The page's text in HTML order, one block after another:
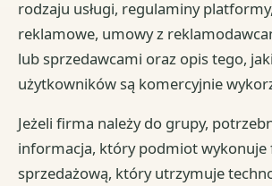
rodzaju usługi, regulaminy
reklamowe, umowy z
lub sprzedawcami oraz opis tego,
użytkowników są komercyjnie
Jeżeli firma należy do grupy,
informacja, który podmiot wykonuje
sprzedażową, który utrzymuje